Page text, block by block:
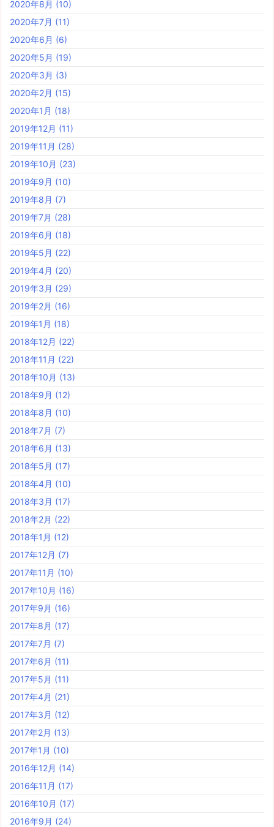
2020年8月 (10)
2020年7月 (11)
2020年6月 (6)
2020年5月 (19)
2020年3月 (3)
2020年2月 (15)
2020年1月 (18)
2019年12月 (11)
2019年11月 (28)
2019年10月 (23)
2019年9月 (10)
2019年8月 (7)
2019年7月 (28)
2019年6月 (18)
2019年5月 (22)
2019年4月 (20)
2019年3月 (29)
2019年2月 (16)
2019年1月 (18)
2018年12月 (22)
2018年11月 (22)
2018年10月 (13)
2018年9月 (12)
2018年8月 (10)
2018年7月 (7)
2018年6月 (13)
2018年5月 (17)
2018年4月 (10)
2018年3月 (17)
2018年2月 (22)
2018年1月 (12)
2017年12月 (7)
2017年11月 (10)
2017年10月 (16)
2017年9月 (16)
2017年8月 (17)
2017年7月 (7)
2017年6月 (11)
2017年5月 (11)
2017年4月 (21)
2017年3月 (12)
2017年2月 (13)
2017年1月 (10)
2016年12月 (14)
2016年11月 (17)
2016年10月 (17)
2016年9月 (24)